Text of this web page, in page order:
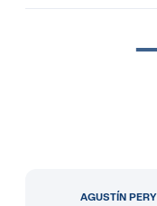
AGUSTÍN PERY